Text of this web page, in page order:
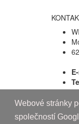
Webové stránky
společností